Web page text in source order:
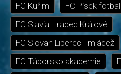
FC Kuřim
FC Písek fotbal
FC Slavia Hradec Králové
FC Slovan Liberec - mládež
FC Táborsko akademie